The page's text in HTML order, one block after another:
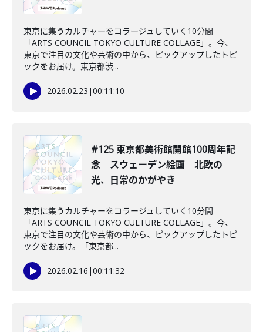
東京に集うカルチャーをコラージュしていく10分間
「ARTS COUNCIL TOKYO CULTURE COLLAGE」。今、
東京で注目の文化や芸術の中から、ピックアップしたトピ
ックをお届け。東京都渋...
2026.02.23 |00:11:10
#125 東京都美術館開館100周年記
念 スウェーデン絵画 北欧の
光、日常のかがやき
東京に集うカルチャーをコラージュしていく10分間
「ARTS COUNCIL TOKYO CULTURE COLLAGE」。今、
東京で注目の文化や芸術の中から、ピックアップしたトピ
ックをお届け。「東京都...
2026.02.16 |00:11:32